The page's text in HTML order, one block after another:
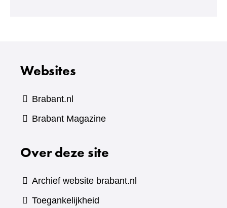
Websites
Brabant.nl
Brabant Magazine(verwijst
een
website)
Over deze site
Archief website brabant.nl
Toegankelijkheid